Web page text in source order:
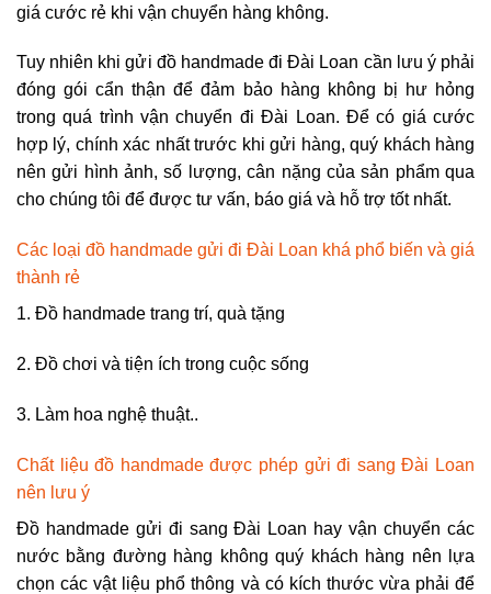
giá cước rẻ khi vận chuyển hàng không.
Tuy nhiên khi gửi đồ handmade đi Đài Loan cần lưu ý phải
đóng gói cẩn thận để đảm bảo hàng không bị hư hỏng
trong quá trình vận chuyển đi Đài Loan. Để có giá cước
hợp lý, chính xác nhất trước khi gửi hàng, quý khách hàng
nên gửi hình ảnh, số lượng, cân nặng của sản phẩm qua
cho chúng tôi để được tư vấn, báo giá và hỗ trợ tốt nhất.
Các loại đồ handmade gửi đi Đài Loan khá phổ biến và giá
thành rẻ
1. Đồ handmade trang trí, quà tặng
2. Đồ chơi và tiện ích trong cuộc sống
3. Làm hoa nghệ thuật..
Chất liệu đồ handmade được phép gửi đi sang Đài Loan
nên lưu ý
Đồ handmade gửi đi sang Đài Loan hay vận chuyển các
nước bằng đường hàng không quý khách hàng nên lựa
chọn các vật liệu phổ thông và có kích thước vừa phải để